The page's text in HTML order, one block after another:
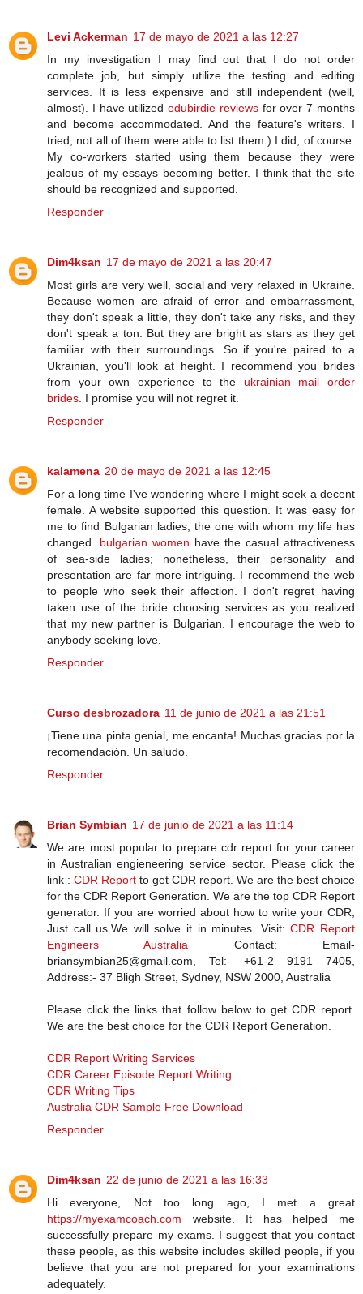
Levi Ackerman 17 de mayo de 2021 a las 12:27
In my investigation I may find out that I do not order
complete job, but simply utilize the testing and editing
services. It is less expensive and still independent (well,
almost). I have utilizededubirdie reviewsfor over 7 months
and become accommodated. And the feature's writers. I
tried, not all of them were able to list them.) I did, of course.
My co-workers started using them because they were
jealous of my essays becoming better. I think that the site
should be recognized and supported.
Responder
Dim4ksan 17 de mayo de 2021 a las 20:47
Most girls are very well, social and very relaxed in Ukraine.
Because women are afraid of error and embarrassment,
they don't speak a little, they don't take any risks, and they
don't speak a ton. But they are bright as stars as they get
familiar with their surroundings. So if you're paired to a
Ukrainian, you'll look at height. I recommend you brides
from your own experience to the ukrainian mail order
brides. I promise you will not regret it.
Responder
kalamena 20 de mayo de 2021 a las 12:45
For a long time I've wondering where I might seek a decent
female. A website supported this question. It was easy for
me to find Bulgarian ladies, the one with whom my life has
changed. bulgarian women have the casual attractiveness
of sea-side ladies; nonetheless, their personality and
presentation are far more intriguing. I recommend the web
to people who seek their affection. I don't regret having
taken use of the bride choosing services as you realized
that my new partner is Bulgarian. I encourage the web to
anybody seeking love.
Responder
Curso desbrozadora 11 de junio de 2021 a las 21:51
¡Tiene una pinta genial, me encanta! Muchas gracias por la
recomendación. Un saludo.
Responder
Brian Symbian 17 de junio de 2021 a las 11:14
We are most popular to prepare cdr report for your career
in Australian engieneering service sector. Please click the
link : CDR Report to get CDR report. We are the best choice
for the CDR Report Generation. We are the top CDR Report
generator. If you are worried about how to write your CDR,
Just call us.We will solve it in minutes. Visit:CDR Report
Engineers Australia Contact: Email-
briansymbian25@gmail.com, Tel:- +61-2 9191 7405,
Address:- 37 Bligh Street, Sydney, NSW 2000, Australia
Please click the links that follow below to get CDR report.
We are the best choice for the CDR Report Generation.
CDR Report Writing Services
CDR Career Episode Report Writing
CDR Writing Tips
Australia CDR Sample Free Download
Responder
Dim4ksan 22 de junio de 2021 a las 16:33
Hi everyone, Not too long ago, I met a great
https://myexamcoach.com website. It has helped me
successfully prepare my exams. I suggest that you contact
these people, as this website includes skilled people, if you
believe that you are not prepared for your examinations
adequately.